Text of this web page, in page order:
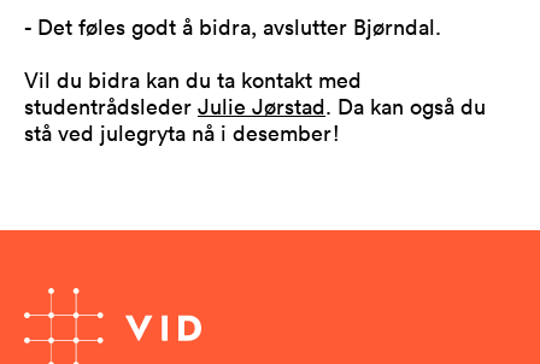
- Det føles godt å bidra, avslutter Bjørndal.
Vil du bidra kan du ta kontakt med
studentrådsleder Julie Jørstad. Da kan også du
stå ved julegryta nå i desember!